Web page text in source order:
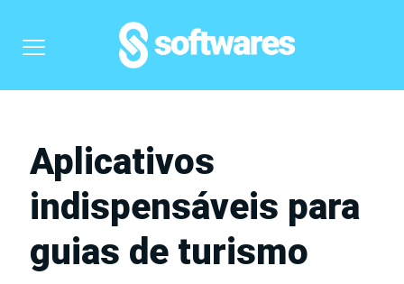
Aplicativos
indispensáveis para
guias de turismo